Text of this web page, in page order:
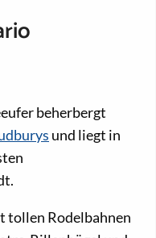
beherbergt
und liegt in
tollen Rodelbahnen